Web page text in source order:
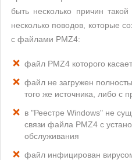
быть несколько причин
несколько поводов, которые
с файлами PMZ4:
файл PMZ4 которого
файл не загружен
того же источника, либо с
в "Реестре Windows" не
связи файла PMZ4 с
обслуживания
файл инфицирован